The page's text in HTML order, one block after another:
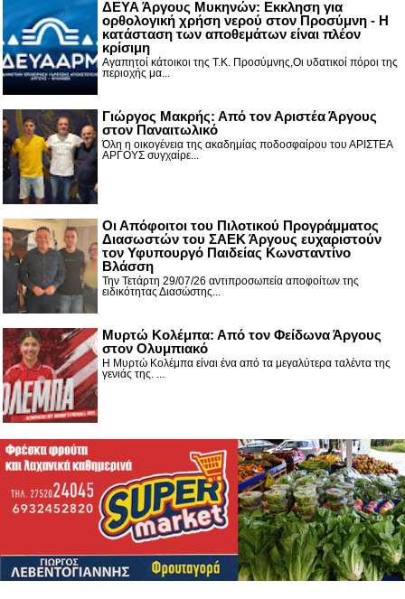
ΔΕΥΑ Άργους Μυκηνών: Εκκληση για
ορθολογική χρήση νερού στον Προσύμνη - Η
κατάσταση των αποθεμάτων είναι πλέον
κρίσιμη
Αγαπητοί κάτοικοι της Τ.Κ. Προσύμνης,Οι υδατικοί πόροι της
περιοχής μα...
Γιώργος Μακρής: Από τον Αριστέα Άργους
στον Παναιτωλικό
Όλη η οικογένεια της ακαδημίας ποδοσφαίρου του ΑΡΙΣΤΕΑ
ΑΡΓΟΥΣ συγχαίρε...
Οι Απόφοιτοι του Πιλοτικού Προγράμματος
Διασωστών του ΣΑΕΚ Άργους ευχαριστούν
τον Υφυπουργό Παιδείας Κωνσταντίνο
Βλάσση
Την Τετάρτη 29/07/26 αντιπροσωπεία αποφοίτων της
ειδικότητας Διασώστης...
Μυρτώ Κολέμπα: Από τον Φείδωνα Άργους
στον Ολυμπιακό
Η Μυρτώ Κολέμπα είναι ένα από τα μεγαλύτερα ταλέντα της
γενιάς της. ...